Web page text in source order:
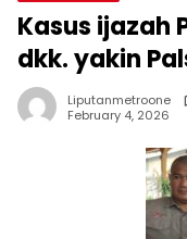
Kasus ijazah
dkk. yakin
Liputanmetroone
February 4, 2026